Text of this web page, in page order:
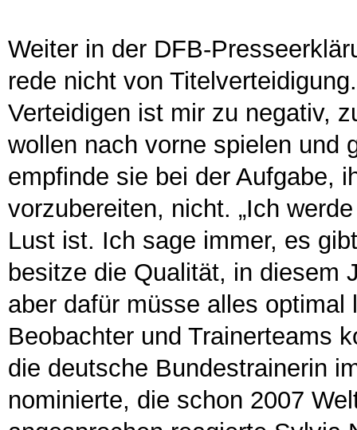
Weiter in der DFB-
rede nicht von
Verteidigen ist mir zu negativ,
wollen nach vorne spielen und
empfinde sie bei der Aufgabe,
vorzubereiten, nicht. „Ich
Lust ist. Ich sage immer, es
besitze die Qualität, in diesem
aber dafür müsse alles optimal
Beobachter und Trainerteams
die deutsche Bundestrainerin
nominierte, die schon 2007